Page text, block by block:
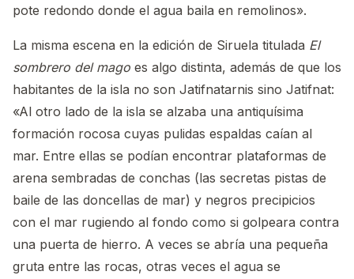
pote redondo donde el agua baila en remolinos».
La misma escena en la edición de Siruela titulada El
sombrero del mago es algo distinta, además de que los
habitantes de la isla no son Jatifnatarnis sino Jatifnat:
«Al otro lado de la isla se alzaba una antiquísima
formación rocosa cuyas pulidas espaldas caían al
mar. Entre ellas se podían encontrar plataformas de
arena sembradas de conchas (las secretas pistas de
baile de las doncellas de mar) y negros precipicios
con el mar rugiendo al fondo como si golpeara contra
una puerta de hierro. A veces se abría una pequeña
gruta entre las rocas, otras veces el agua se